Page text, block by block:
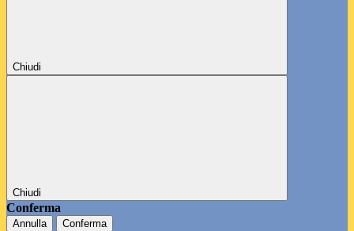
Chiudi
Chiudi
Conferma
Annulla Conferma